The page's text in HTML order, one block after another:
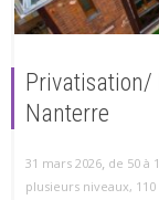
Privatisation/
Nanterre
31 mars 2026, de 50 à
plusieurs niveaux,